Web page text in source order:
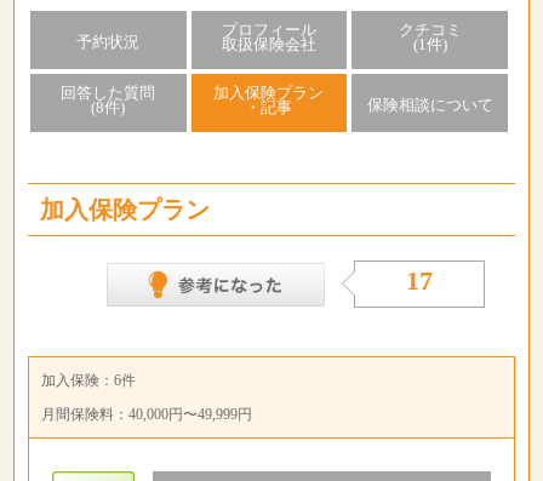
予約状況
プロフィール
取扱保険会社
クチコミ
(1件)
回答した質問
(8件)
加入保険プラン
・記事
保険相談について
加入保険プラン
17
加入保険：6件
月間保険料：40,000円〜49,999円